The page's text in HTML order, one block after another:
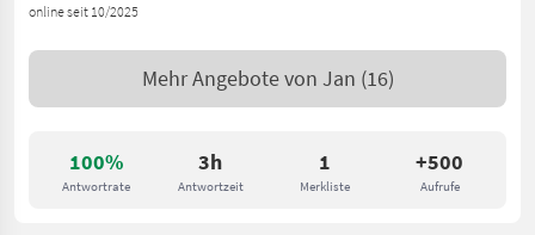
100%
Antwortrate
3h
Antwortzeit
1
Merkliste
+500
Aufrufe
online seit 10/2025
Mehr Angebote von Jan (16)